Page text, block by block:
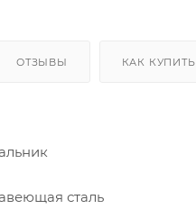
ОТЗЫВЫ КАК КУПИТЬ
сталь